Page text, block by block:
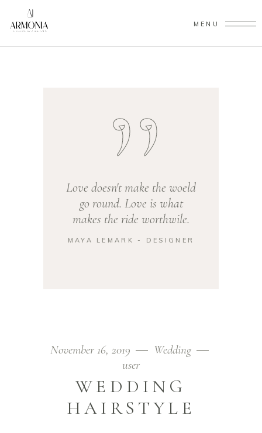
MENU
Love doesn't make the woeld
go round. Love is what
makes the ride worthwile.
MAYA LEMARK - DESIGNER
November 16, 2019
Wedding
user
WEDDING
HAIRSTYLE